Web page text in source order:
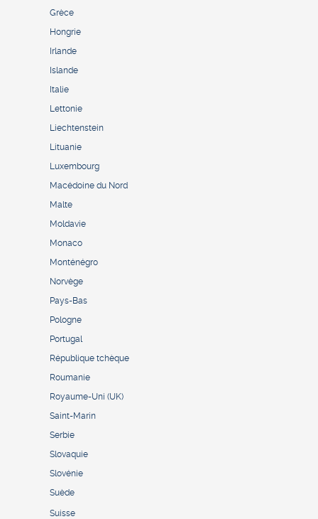
Grèce
Hongrie
Irlande
Islande
Italie
Lettonie
Liechtenstein
Lituanie
Luxembourg
Macédoine du Nord
Malte
Moldavie
Monaco
Monténégro
Norvège
Pays-Bas
Pologne
Portugal
République tchèque
Roumanie
Royaume-Uni (UK)
Saint-Marin
Serbie
Slovaquie
Slovénie
Suède
Suisse